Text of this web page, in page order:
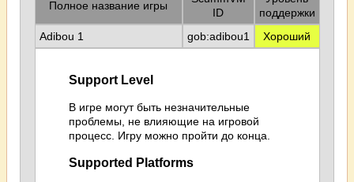
Полное название игры
ID
поддержки
Adibou 1
gob:adibou1 Хороший
Support Level
В игре могут быть незначительные
проблемы, не влияющие на игровой
процесс. Игру можно пройти до конца.
Supported Platforms